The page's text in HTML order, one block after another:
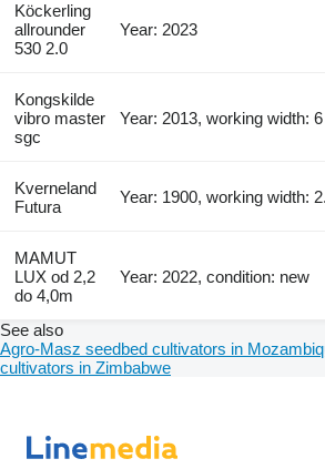
Köckerling
allrounder
530 2.0
Year: 2023
Kongskilde
vibro master
sgc
Year: 2013, working width:
Kverneland
Futura
Year: 1900, working width:
MAMUT
LUX od 2,2
do 4,0m
Year: 2022, condition: new
See also
Agro-Masz seedbed cultivators in
cultivators in Zimbabwe